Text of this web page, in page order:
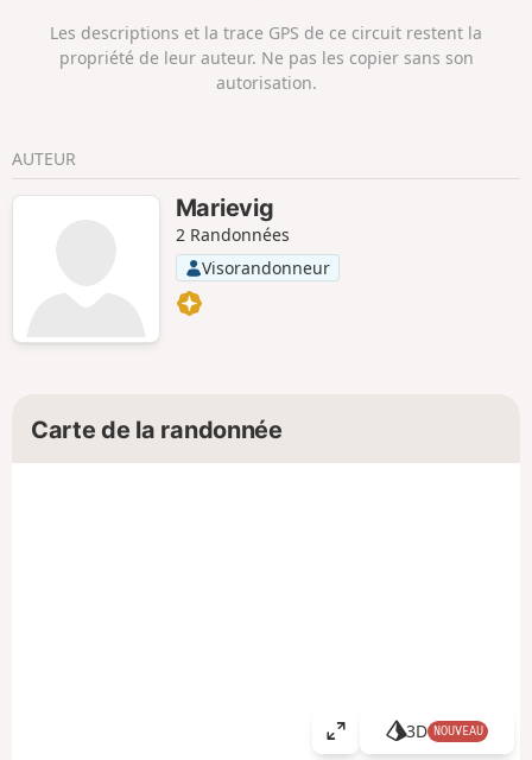
Les descriptions et la trace GPS de ce circuit restent la
propriété de leur auteur. Ne pas les copier sans son
autorisation.
AUTEUR
Marievig
2 Randonnées
Visorandonneur
Carte de la randonnée
A
3D NOUVEAU